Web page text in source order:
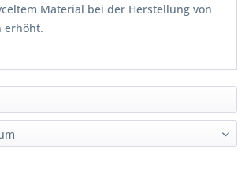
Material bei der Herstellung von
erhöht.